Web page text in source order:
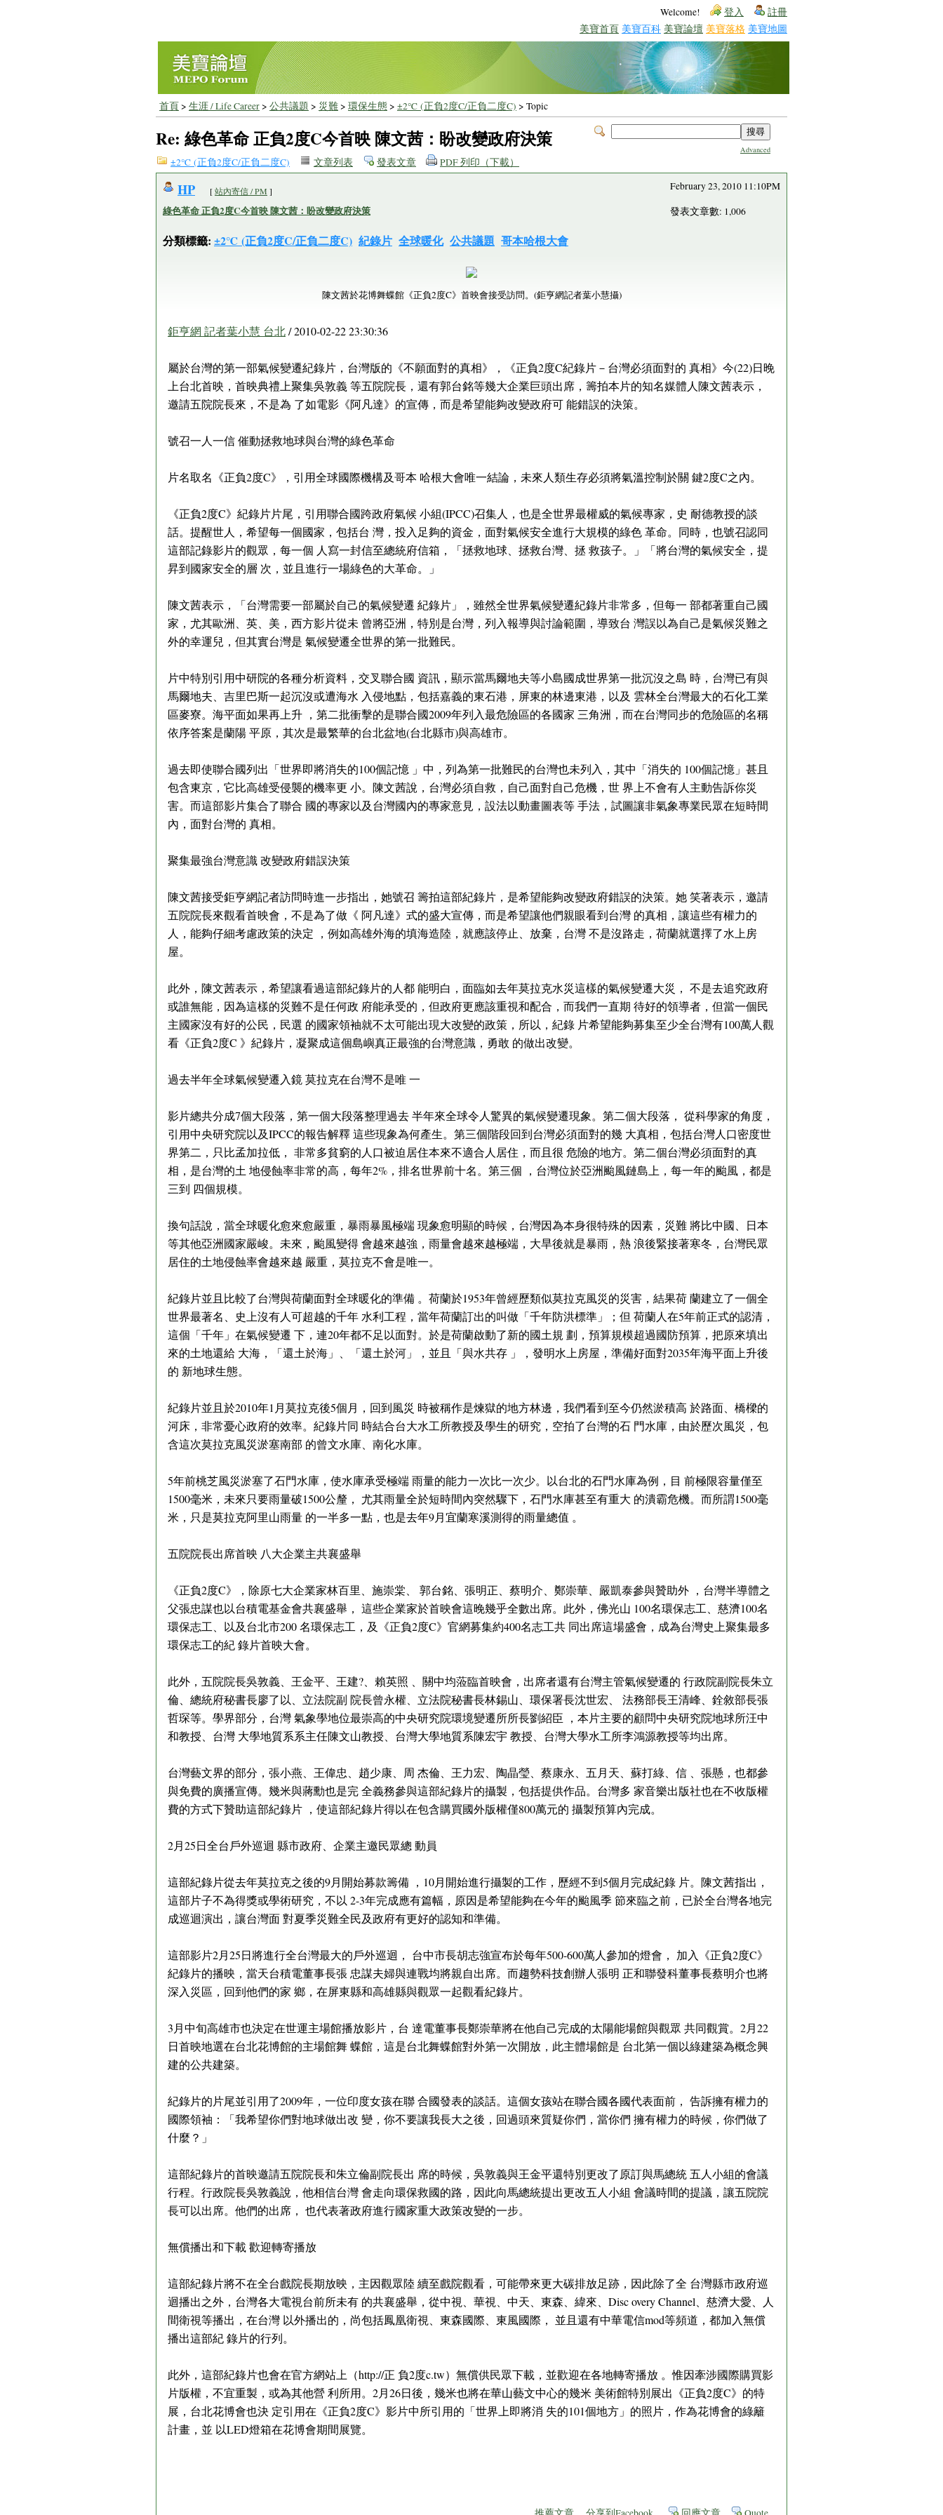
Welcome! 登入 註冊
美寶首頁 美寶百科 美寶論壇 美寶落格 美寶地圖
首頁> 生涯 / Life Career> 公共議題 > 災難> 環保生態> ±2℃ (正負2度C/正負二度C) > Topic
Advanced
Re: 綠色革命 正負2度C今首映 陳文茜：盼改變政府決策
±2℃ (正負2度C/正負二度C) 文章列表 發表文章 PDF 列印（下載）
HP [站內寄信 / PM ]
綠色革命 正負2度C今首映 陳文茜：盼改變政府決策
分類標籤: ±2℃ (正負2度C/正負二度C) 紀錄片 全球暖化 公共議題 哥本哈根大會
February 23, 2010 11:10PM
發表文章數: 1,006
陳文茜於花博舞蝶館《正負2度C》首映會接受訪問。(鉅亨網記者葉小慧攝)
鉅亨網 記者葉小慧 台北/ 2010-02-22 23:30:36
屬於台灣的第一部氣候變遷紀錄片，台灣版的《不願面對的真相》，《正負2度C紀錄片－台灣必須面對的 真相》今(22)日晚
上台北首映，首映典禮上聚集吳敦義 等五院院長，還有郭台銘等幾大企業巨頭出席，籌拍本片的知名媒體人陳文茜表示，
邀請五院院長來，不是為 了如電影《阿凡達》的宣傳，而是希望能夠改變政府可 能錯誤的決策。
號召一人一信 催動拯救地球與台灣的綠色革命
片名取名《正負2度C》，引用全球國際機構及哥本 哈根大會唯一結論，未來人類生存必須將氣溫控制於關 鍵2度C之內。
《正負2度C》紀錄片片尾，引用聯合國跨政府氣候 小組(IPCC)召集人，也是全世界最權威的氣候專家，史 耐德教授的談
話。提醒世人，希望每一個國家，包括台 灣，投入足夠的資金，面對氣候安全進行大規模的綠色 革命。同時，也號召認同
這部記錄影片的觀眾，每一個 人寫一封信至總統府信箱，「拯救地球、拯救台灣、拯 救孩子。」「將台灣的氣候安全，提
昇到國家安全的層 次，並且進行一場綠色的大革命。」
陳文茜表示，「台灣需要一部屬於自己的氣候變遷 紀錄片」，雖然全世界氣候變遷紀錄片非常多，但每一 部都著重自己國
家，尤其歐洲、英、美，西方影片從未 曾將亞洲，特別是台灣，列入報導與討論範圍，導致台 灣誤以為自己是氣候災難之
外的幸運兒，但其實台灣是 氣候變遷全世界的第一批難民。
片中特別引用中研院的各種分析資料，交叉聯合國 資訊，顯示當馬爾地夫等小島國成世界第一批沉沒之島 時，台灣已有與
馬爾地夫、吉里巴斯一起沉沒或遭海水 入侵地點，包括嘉義的東石港，屏東的林邊東港，以及 雲林全台灣最大的石化工業
區麥寮。海平面如果再上升 ，第二批衝擊的是聯合國2009年列入最危險區的各國家 三角洲，而在台灣同步的危險區的名稱
依序答案是蘭陽 平原，其次是最繁華的台北盆地(台北縣市)與高雄市。
過去即使聯合國列出「世界即將消失的100個記憶 」中，列為第一批難民的台灣也未列入，其中「消失的 100個記憶」甚且
包含東京，它比高雄受侵襲的機率更 小。陳文茜說，台灣必須自救，自己面對自己危機，世 界上不會有人主動告訴你災
害。而這部影片集合了聯合 國的專家以及台灣國內的專家意見，設法以動畫圖表等 手法，試圖讓非氣象專業民眾在短時間
內，面對台灣的 真相。
聚集最強台灣意識 改變政府錯誤決策
陳文茜接受鉅亨網記者訪問時進一步指出，她號召 籌拍這部紀錄片，是希望能夠改變政府錯誤的決策。她 笑著表示，邀請
五院院長來觀看首映會，不是為了做《 阿凡達》式的盛大宣傳，而是希望讓他們親眼看到台灣 的真相，讓這些有權力的
人，能夠仔細考慮政策的決定 ，例如高雄外海的填海造陸，就應該停止、放棄，台灣 不是沒路走，荷蘭就選擇了水上房
屋。
此外，陳文茜表示，希望讓看過這部紀錄片的人都 能明白，面臨如去年莫拉克水災這樣的氣候變遷大災， 不是去追究政府
或誰無能，因為這樣的災難不是任何政 府能承受的，但政府更應該重視和配合，而我們一直期 待好的領導者，但當一個民
主國家沒有好的公民，民選 的國家領袖就不太可能出現大改變的政策，所以，紀錄 片希望能夠募集至少全台灣有100萬人觀
看《正負2度C 》紀錄片，凝聚成這個島嶼真正最強的台灣意識，勇敢 的做出改變。
過去半年全球氣候變遷入鏡 莫拉克在台灣不是唯 一
影片總共分成7個大段落，第一個大段落整理過去 半年來全球令人驚異的氣候變遷現象。第二個大段落， 從科學家的角度，
引用中央研究院以及IPCC的報告解釋 這些現象為何產生。第三個階段回到台灣必須面對的幾 大真相，包括台灣人口密度世
界第二，只比孟加拉低， 非常多貧窮的人口被迫居住本來不適合人居住，而且很 危險的地方。第二個台灣必須面對的真
相，是台灣的土 地侵蝕率非常的高，每年2%，排名世界前十名。第三個 ，台灣位於亞洲颱風鏈島上，每一年的颱風，都是
三到 四個規模。
換句話說，當全球暖化愈來愈嚴重，暴雨暴風極端 現象愈明顯的時候，台灣因為本身很特殊的因素，災難 將比中國、日本
等其他亞洲國家嚴峻。未來，颱風變得 會越來越強，雨量會越來越極端，大旱後就是暴雨，熱 浪後緊接著寒冬，台灣民眾
居住的土地侵蝕率會越來越 嚴重，莫拉克不會是唯一。
紀錄片並且比較了台灣與荷蘭面對全球暖化的準備 。荷蘭於1953年曾經歷類似莫拉克風災的災害，結果荷 蘭建立了一個全
世界最著名、史上沒有人可超越的千年 水利工程，當年荷蘭訂出的叫做「千年防洪標準」；但 荷蘭人在5年前正式的認清，
這個「千年」在氣候變遷 下，連20年都不足以面對。於是荷蘭啟動了新的國土規 劃，預算規模超過國防預算，把原來填出
來的土地還給 大海，「還土於海」、「還土於河」，並且「與水共存 」，發明水上房屋，準備好面對2035年海平面上升後
的 新地球生態。
紀錄片並且於2010年1月莫拉克後5個月，回到風災 時被稱作是煉獄的地方林邊，我們看到至今仍然淤積高 於路面、橋樑的
河床，非常憂心政府的效率。紀錄片同 時結合台大水工所教授及學生的研究，空拍了台灣的石 門水庫，由於歷次風災，包
含這次莫拉克風災淤塞南部 的曾文水庫、南化水庫。
5年前桃芝風災淤塞了石門水庫，使水庫承受極端 雨量的能力一次比一次少。以台北的石門水庫為例，目 前極限容量僅至
1500毫米，未來只要雨量破1500公釐， 尤其雨量全於短時間內突然驟下，石門水庫甚至有重大 的潰霸危機。而所謂1500毫
米，只是莫拉克阿里山雨量 的一半多一點，也是去年9月宜蘭寒溪測得的雨量總值 。
五院院長出席首映 八大企業主共襄盛舉
《正負2度C》，除原七大企業家林百里、施崇棠、 郭台銘、張明正、蔡明介、鄭崇華、嚴凱泰參與贊助外 ，台灣半導體之
父張忠謀也以台積電基金會共襄盛舉， 這些企業家於首映會這晚幾乎全數出席。此外，佛光山 100名環保志工、慈濟100名
環保志工、以及台北市200 名環保志工，及《正負2度C》官網募集約400名志工共 同出席這場盛會，成為台灣史上聚集最多
環保志工的紀 錄片首映大會。
此外，五院院長吳敦義、王金平、王建?、賴英照 、關中均蒞臨首映會，出席者還有台灣主管氣候變遷的 行政院副院長朱立
倫、總統府秘書長廖了以、立法院副 院長曾永權、立法院秘書長林錫山、環保署長沈世宏、 法務部長王清峰、銓敘部長張
哲琛等。學界部分，台灣 氣象學地位最崇高的中央研究院環境變遷所所長劉紹臣 ，本片主要的顧問中央研究院地球所汪中
和教授、台灣 大學地質系系主任陳文山教授、台灣大學地質系陳宏宇 教授、台灣大學水工所李鴻源教授等均出席。
台灣藝文界的部分，張小燕、王偉忠、趙少康、周 杰倫、王力宏、陶晶瑩、蔡康永、五月天、蘇打綠、信 、張懸，也都參
與免費的廣播宣傳。幾米與蔣勳也是完 全義務參與這部紀錄片的攝製，包括提供作品。台灣多 家音樂出版社也在不收版權
費的方式下贊助這部紀錄片 ，使這部紀錄片得以在包含購買國外版權僅800萬元的 攝製預算內完成。
2月25日全台戶外巡迴 縣市政府、企業主邀民眾總 動員
這部紀錄片從去年莫拉克之後的9月開始募款籌備 ，10月開始進行攝製的工作，歷經不到5個月完成紀錄 片。陳文茜指出，
這部片子不為得獎或學術研究，不以 2-3年完成應有篇幅，原因是希望能夠在今年的颱風季 節來臨之前，已於全台灣各地完
成巡迴演出，讓台灣面 對夏季災難全民及政府有更好的認知和準備。
這部影片2月25日將進行全台灣最大的戶外巡迴， 台中市長胡志強宣布於每年500-600萬人參加的燈會， 加入《正負2度C》
紀錄片的播映，當天台積電董事長張 忠謀夫婦與連戰均將親自出席。而趨勢科技創辦人張明 正和聯發科董事長蔡明介也將
深入災區，回到他們的家 鄉，在屏東縣和高雄縣與觀眾一起觀看紀錄片。
3月中旬高雄市也決定在世運主場館播放影片，台 達電董事長鄭崇華將在他自己完成的太陽能場館與觀眾 共同觀賞。2月22
日首映地選在台北花博館的主場館舞 蝶館，這是台北舞蝶館對外第一次開放，此主體場館是 台北第一個以綠建築為概念興
建的公共建築。
紀錄片的片尾並引用了2009年，一位印度女孩在聯 合國發表的談話。這個女孩站在聯合國各國代表面前， 告訴擁有權力的
國際領袖：「我希望你們對地球做出改 變，你不要讓我長大之後，回過頭來質疑你們，當你們 擁有權力的時候，你們做了
什麼？」
這部紀錄片的首映邀請五院院長和朱立倫副院長出 席的時候，吳敦義與王金平還特別更改了原訂與馬總統 五人小組的會議
行程。行政院長吳敦義說，他相信台灣 會走向環保救國的路，因此向馬總統提出更改五人小組 會議時間的提議，讓五院院
長可以出席。他們的出席， 也代表著政府進行國家重大政策改變的一步。
無償播出和下載 歡迎轉寄播放
這部紀錄片將不在全台戲院長期放映，主因觀眾陸 續至戲院觀看，可能帶來更大碳排放足跡，因此除了全 台灣縣市政府巡
迴播出之外，台灣各大電視台前所未有 的共襄盛舉，從中視、華視、中天、東森、緯來、Disc overy Channel、慈濟大愛、人
間衛視等播出，在台灣 以外播出的，尚包括鳳凰衛視、東森國際、東風國際， 並且還有中華電信mod等頻道，都加入無償
播出這部紀 錄片的行列。
此外，這部紀錄片也會在官方網站上（http://正 負2度c.tw）無償供民眾下載，並歡迎在各地轉寄播放 。惟因牽涉國際購買影
片版權，不宜重製，或為其他營 利所用。2月26日後，幾米也將在華山藝文中心的幾米 美術館特別展出《正負2度C》的特
展，台北花博會也決 定引用在《正負2度C》影片中所引用的「世界上即將消 失的101個地方」的照片，作為花博會的綠籬
計畫，並 以LED燈箱在花博會期間展覽。